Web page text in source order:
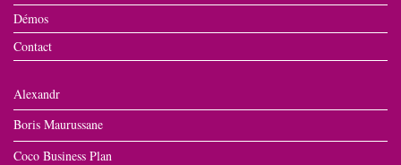
Démos
Contact
Alexandr
Boris Maurussane
Coco Business Plan